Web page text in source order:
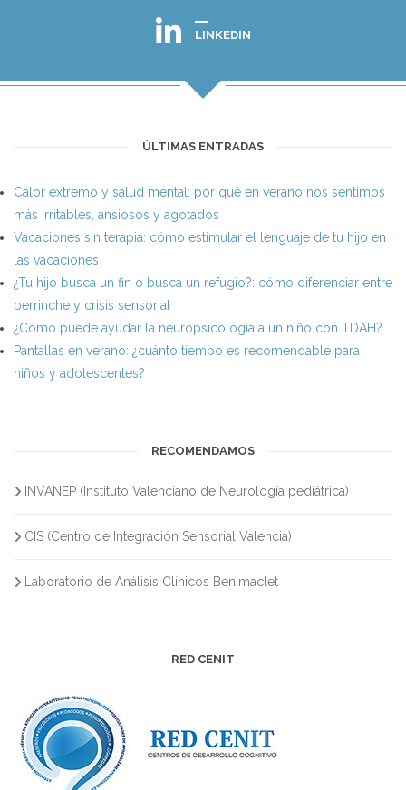
LINKEDIN
ÚLTIMAS ENTRADAS
Calor extremo y salud mental: por qué en verano nos sentimos
más irritables, ansiosos y agotados
Vacaciones sin terapia: cómo estimular el lenguaje de tu hijo en
las vacaciones
¿Tu hijo busca un fin o busca un refugio?: cómo diferenciar entre
berrinche y crisis sensorial
¿Cómo puede ayudar la neuropsicología a un niño con TDAH?
Pantallas en verano: ¿cuánto tiempo es recomendable para
niños y adolescentes?
RECOMENDAMOS
INVANEP (Instituto Valenciano de Neurología pediátrica)
CIS (Centro de Integración Sensorial Valencia)
Laboratorio de Análisis Clínicos Benimaclet
RED CENIT